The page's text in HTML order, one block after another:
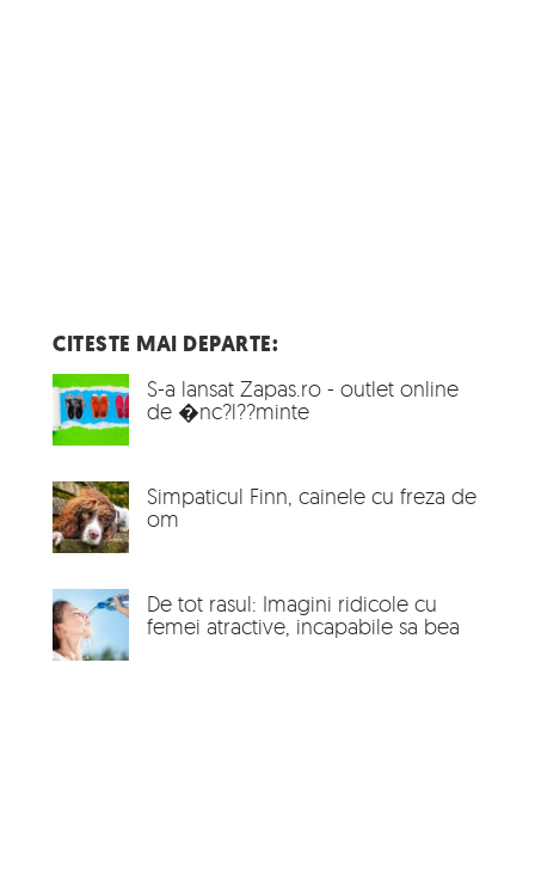
CITESTE MAI DEPARTE:
S-a lansat Zapas.ro - outlet online
de �nc?l??minte
Simpaticul Finn, cainele cu freza de
om
De tot rasul: Imagini ridicole cu
femei atractive, incapabile sa bea